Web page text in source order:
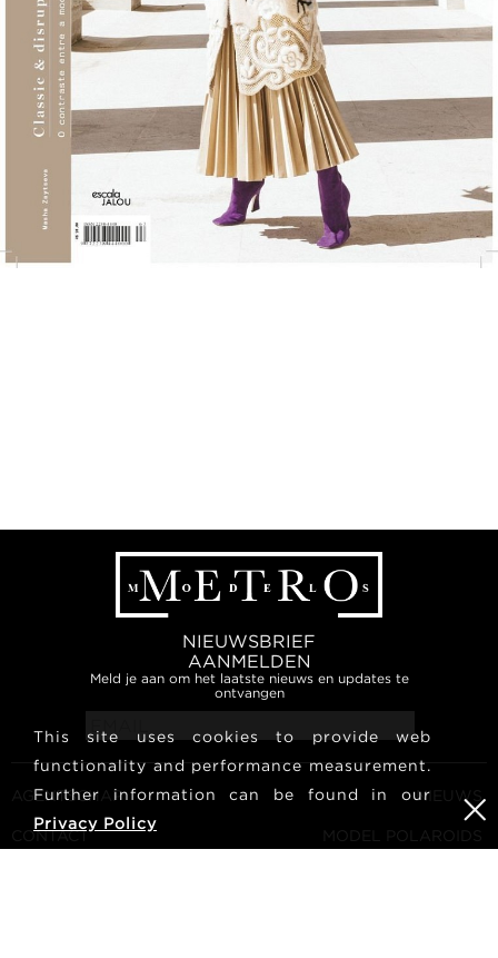
NIEUWSBRIEF
AANMELDEN
Meld je aan om het laatste nieuws en updates te
ontvangen
AGENTSCHAP
CONTACT
NIEUWS
MODEL POLAROIDS
This site uses cookies to provide web
functionality and performance measurement.
Further information can be found in our
Privacy Policy